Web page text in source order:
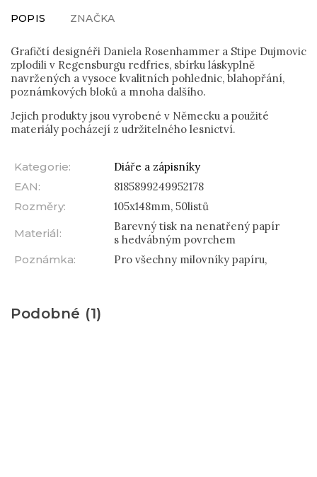
POPIS ZNAČKA
Grafičtí designéři Daniela Rosenhammer a Stipe Dujmovic
zplodili v Regensburgu redfries, sbírku láskyplně
navržených a vysoce kvalitních pohlednic, blahopřání,
poznámkových bloků a mnoha dalšího.
Jejich produkty jsou vyrobené v Německu a použité
materiály pocházejí z udržitelného lesnictví.
Kategorie:
Diáře a zápisníky
EAN:
8185899249952178
Rozměry:
105x148mm, 50listů
Materiál:
Barevný tisk na nenatřený papír
s hedvábným povrchem
Poznámka: Pro všechny milovníky papíru,
Podobné (1)